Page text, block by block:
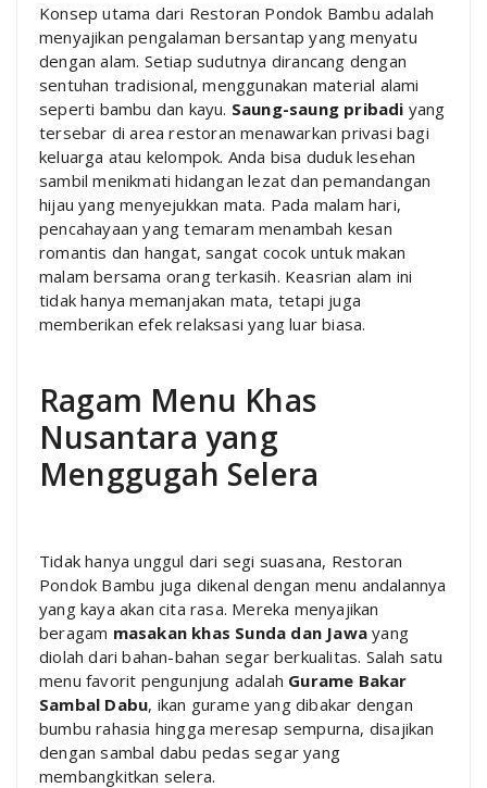
Konsep utama dari Restoran Pondok Bambu adalah
menyajikan pengalaman bersantap yang menyatu
dengan alam. Setiap sudutnya dirancang dengan
sentuhan tradisional, menggunakan material alami
seperti bambu dan kayu. Saung-saung pribadi yang
tersebar di area restoran menawarkan privasi bagi
keluarga atau kelompok. Anda bisa duduk lesehan
sambil menikmati hidangan lezat dan pemandangan
hijau yang menyejukkan mata. Pada malam hari,
pencahayaan yang temaram menambah kesan
romantis dan hangat, sangat cocok untuk makan
malam bersama orang terkasih. Keasrian alam ini
tidak hanya memanjakan mata, tetapi juga
memberikan efek relaksasi yang luar biasa.
Ragam Menu Khas
Nusantara yang
Menggugah Selera
Tidak hanya unggul dari segi suasana, Restoran
Pondok Bambu juga dikenal dengan menu andalannya
yang kaya akan cita rasa. Mereka menyajikan
beragam masakan khas Sunda dan Jawa yang
diolah dari bahan-bahan segar berkualitas. Salah satu
menu favorit pengunjung adalah Gurame Bakar
Sambal Dabu, ikan gurame yang dibakar dengan
bumbu rahasia hingga meresap sempurna, disajikan
dengan sambal dabu pedas segar yang
membangkitkan selera.